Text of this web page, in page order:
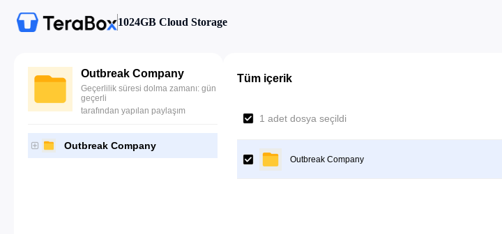
1024GB Cloud Storage
Outbreak Company
Geçerlilik süresi dolma zamanı: gün
geçerli
tarafından yapılan paylaşım
Outbreak Company
Tüm içerik
1 adet dosya seçildi
Outbreak Company